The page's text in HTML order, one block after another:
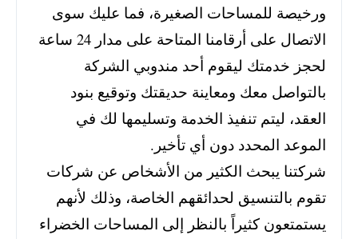
ورخيصة للمساحات الصغيرة، فما عليك سوى
الاتصال على أرقامنا المتاحة على مدار 24 ساعة
لحجز خدمتك ليقوم أحد مندوبي الشركة
بالتواصل معك ومعاينة حديقتك وتوقيع بنود
العقد، ليتم تنفيذ الخدمة وتسليمها لك في
الموعد المحدد دون أي تأخير.
شركتنا يبحث الكثير من الأشخاص عن شركات
تقوم بالتنسيق لحدائقهم الخاصة، وذلك لأنهم
يستمتعون كثيراً بالنظر إلى المساحات الخضراء